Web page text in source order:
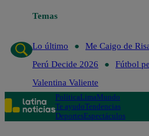
Temas
Lo último
Me Caigo de
Perú Decide 2026
Fútbol
Valentina Valiente
PolíticaLimaMundo
Te ayudoTendencias
DeportesEspectáculos